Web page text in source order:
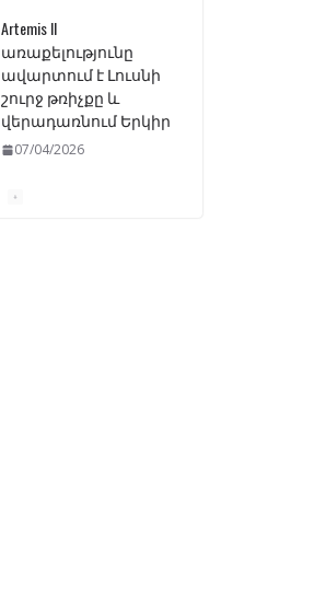
Artemis II
առաքելությունը
ավարտում է Լուսնի
շուրջ թռիչքը և
վերադառնում Երկիր
07/04/2026